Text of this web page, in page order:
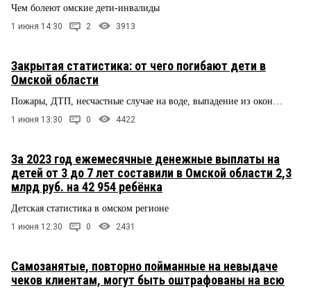
Чем болеют омские дети-инвалиды
1 июня 14:30 2 3913
Закрытая статистика: от чего погибают дети в
Омской области
Пожары, ДТП, несчастные случае на воде, выпадение из окон…
1 июня 13:30 0 4422
За 2023 год ежемесячные денежные выплаты на
детей от 3 до 7 лет составили в Омской области 2,3
млрд руб. на 42 954 ребёнка
Детская статистика в омском регионе
1 июня 12:30 0 2431
Самозанятые, повторно пойманные на невыдаче
чеков клиентам, могут быть оштрафованы на всю